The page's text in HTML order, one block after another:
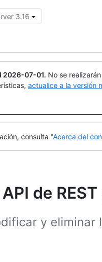
3.16
2026-07-01. No se
actualice a la versión
consulta "Acerca del
de
y eliminar